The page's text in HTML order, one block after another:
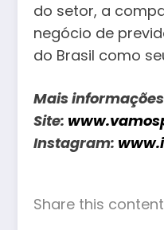
do setor, a
negócio de
do Brasil como
Mais
Site:
Instagram:
Share this